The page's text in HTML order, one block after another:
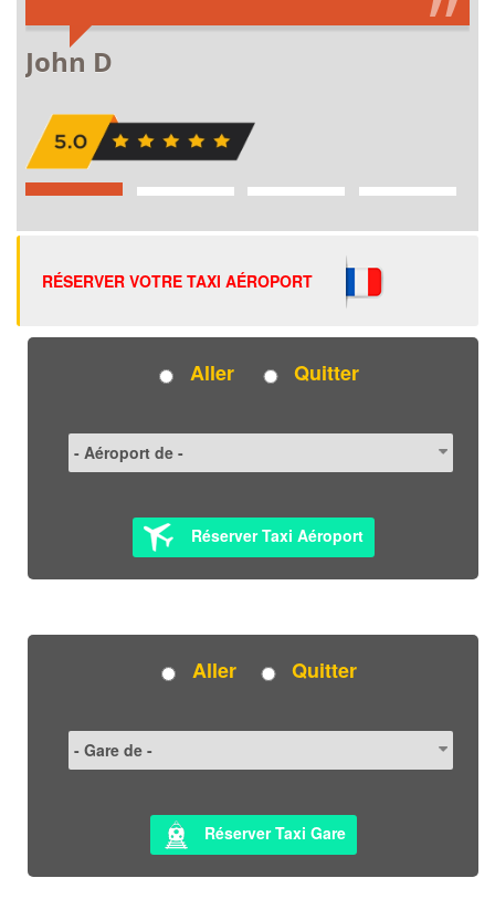
RÉSERVER VOTRE TAXI AÉROPORT
Aller Quitter
Réserver Taxi Aéroport
Aller Quitter
Réserver Taxi Gare